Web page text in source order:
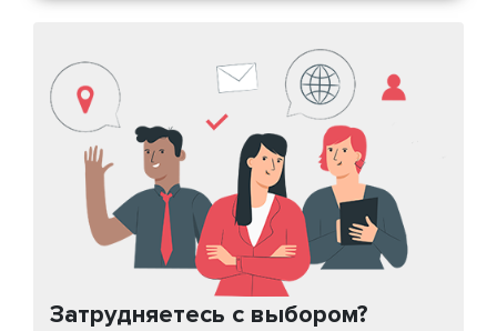
Затрудняетесь с выбором?